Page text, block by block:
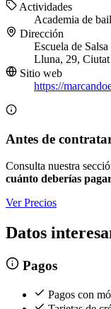
Actividades
Academia de
Dirección
Escuela de
Lluna, 29,
Sitio web
https://
Antes de
Consulta nuestra
cuánto deberías
Ver Precios
Datos
Pagos
Pagos con